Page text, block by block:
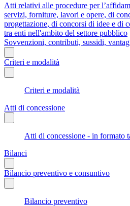
Atti relativi alle procedure per
servizi, forniture, lavori e opere, di
progettazione, di concorsi di idee e di
tra enti nell'ambito del settore pubblico
Sovvenzioni, contributi, sussidi,
Criteri e modalità
Criteri e modalità
Atti di concessione
Atti di concessione - in formato
Bilanci
Bilancio preventivo e consuntivo
Bilancio preventivo